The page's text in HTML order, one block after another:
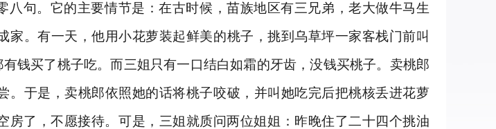
句。它的主要情节是：在古时候，苗族地区有三兄弟，老大做牛马生
。有一天，他用小花萝装起鲜美的桃子，挑到乌草坪一家客栈门前叫
钱买了桃子吃。而三姐只有一口结白如霜的牙齿，没钱买桃子。卖桃郎
于是，卖桃郎依照她的话将桃子咬破，并叫她吃完后把桃核丢进花萝
了，不愿接待。可是，三姐就质问两位姐姐：昨晚住了二十四个挑油